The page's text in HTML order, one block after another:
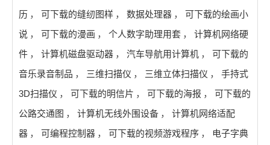
历 ， 可下载的缝纫图样 ， 数据处理器 ，
可下载的绘画小
说 ， 可下载的漫画 ， 个人数字助理用套 ，
计算机网络硬
件 ， 计算机磁盘驱动器 ， 汽车导航用计算机 ，
可下载的
音乐录音制品 ， 三维扫描仪 ， 三维立体扫描仪 ，
手持式
3D扫描仪 ， 可下载的明信片 ， 可下载的海报 ，
可下载的
公路交通图 ， 计算机无线外围设备 ，
计算机网络适配
器 ， 可编程控制器 ， 可下载的视频游戏程序 ，
电子字典